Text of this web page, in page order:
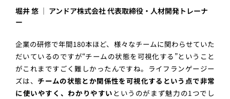
堀井 悠 │ アンドア株式会社 代表取締役・人材開発トレーナ
ー
企業の研修で年間180本ほど、様々なチームに関わらせていた
だいているのですが“チームの状態を可視化する”ということ
がこれまですごく難しかったんですね。ライフランゲージー
ズは、 チームの状態とか関係性を可視化するという点で非常
に使いやすく、わかりやすい というのがまず魅力の1つでし